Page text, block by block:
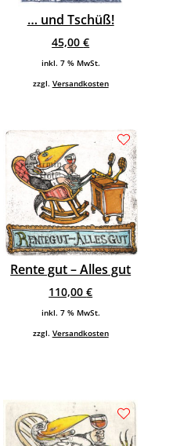
… und Tschüß!
45,00€
inkl. 7 % MwSt.
zzgl. Versandkosten
Rente gut – Alles gut
110,00€
inkl. 7 % MwSt.
zzgl. Versandkosten